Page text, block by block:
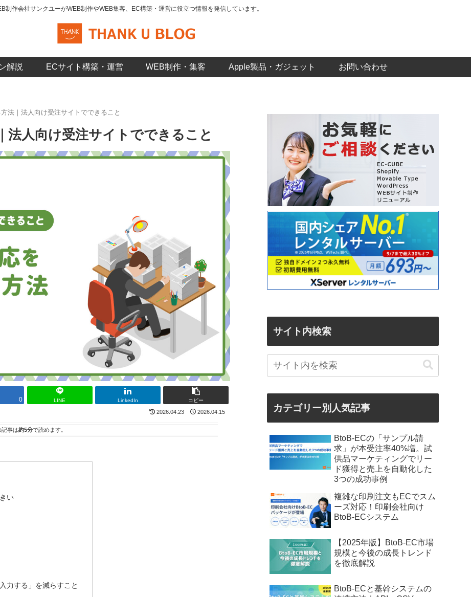
制作会社サンクユーがWEB制作やWEB集客、EC構築・運営に役立つ情報を発信しています。
解説 ECサイト構築・運営 WEB制作・集客 Apple製品・ガジェット お問い合わせ
法｜法人向け受注サイトでできること
法人向け受注サイトでできること
0 LINE LinkedIn コピー
2026.04.23 2026.04.15
記事は約5分で読めます。
い
力する」を減らすこと
サイト内検索
カテゴリー別人気記事
BtoB-ECの「サンプル請
求」が本受注率40%増。試
供品マーケティングでリー
ド獲得と売上を自動化した
3つの成功事例
複雑な印刷注文もECでスム
ーズ対応！印刷会社向け
BtoB-ECシステム
【2025年版】BtoB-EC市場
規模と今後の成長トレンド
を徹底解説
BtoB-ECと基幹システムの